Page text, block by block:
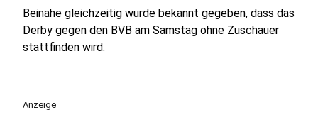
Beinahe gleichzeitig wurde bekannt gegeben, dass das
Derby gegen den BVB am Samstag ohne Zuschauer
stattfinden wird.
Anzeige